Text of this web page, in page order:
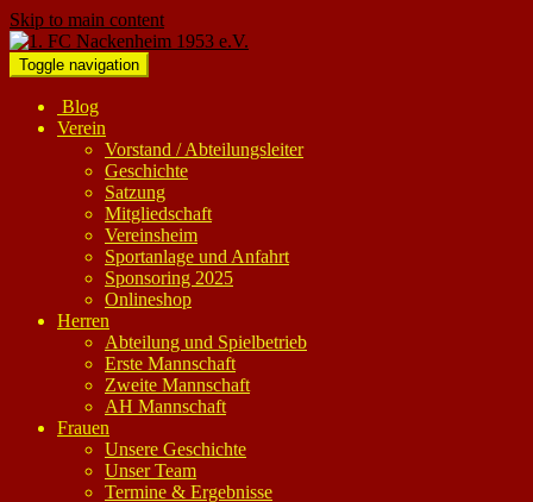
Skip to main content
Toggle navigation
Blog
Verein
Vorstand / Abteilungsleiter
Geschichte
Satzung
Mitgliedschaft
Vereinsheim
Sportanlage und Anfahrt
Sponsoring 2025
Onlineshop
Herren
Abteilung und Spielbetrieb
Erste Mannschaft
Zweite Mannschaft
AH Mannschaft
Frauen
Unsere Geschichte
Unser Team
Termine & Ergebnisse